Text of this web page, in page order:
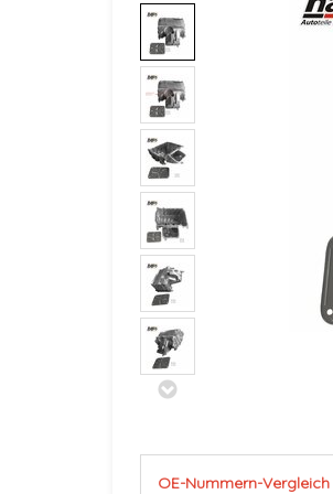
OE-Nummern-Vergleich